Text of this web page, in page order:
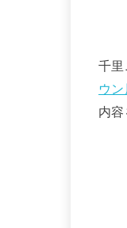
千
ウ
内